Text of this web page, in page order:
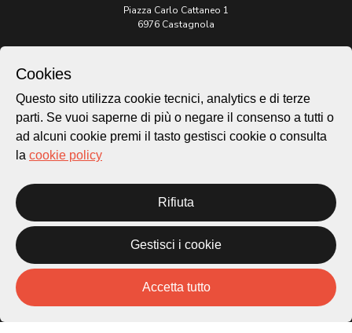
Piazza Carlo Cattaneo 1
6976 Castagnola
patrimonio@lugano.ch
t. +41 58 866 68 50
Sito istituzionale:
Privacy Policy
Credits
Homepage
Temi
Storie
Cookies
Questo sito utilizza cookie tecnici, analytics e di terze
parti. Se vuoi saperne di più o negare il consenso a tutti o
ad alcuni cookie premi il tasto gestisci cookie o consulta
la cookie policy
Rifiuta
Gestisci i cookie
Accetta tutto